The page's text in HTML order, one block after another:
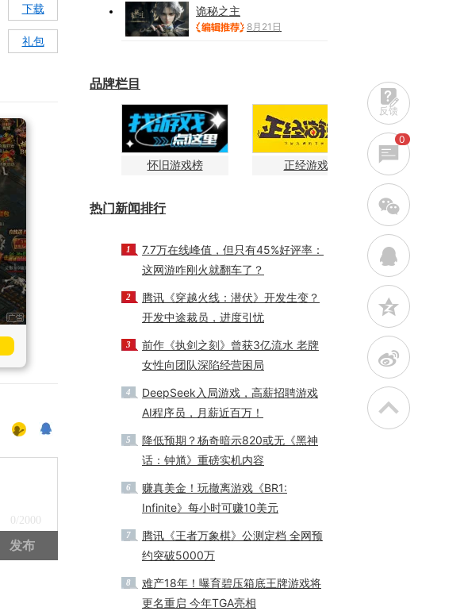
下载
礼包
0 /2000
发布
诡秘之主
8月21日
品牌栏目
怀旧游戏榜 正经游戏
热门新闻排行
1
7.7万在线峰值，但只有45%好评率：
这网游咋刚火就翻车了？
2
腾讯《穿越火线：潜伏》开发生变？
开发中途裁员，进度引忧
3
前作《执剑之刻》曾获3亿流水 老牌
女性向团队深陷经营困局
4
DeepSeek入局游戏，高薪招聘游戏
AI程序员，月薪近百万！
5
降低预期？杨奇暗示820或无《黑神
话：钟馗》重磅实机内容
6
赚真美金！玩撤离游戏《BR1:
Infinite》每小时可赚10美元
7
腾讯《王者万象棋》公测定档 全网预
约突破5000万
8
难产18年！曝育碧压箱底王牌游戏将
更名重启 今年TGA亮相
反馈
0
w
q
z
t